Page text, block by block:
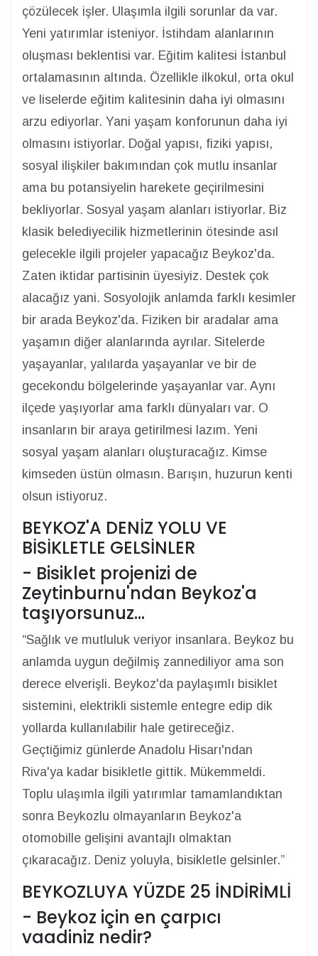
çözülecek işler. Ulaşımla ilgili sorunlar da var.
Yeni yatırımlar isteniyor. İstihdam alanlarının
oluşması beklentisi var. Eğitim kalitesi İstanbul
ortalamasının altında. Özellikle ilkokul, orta okul
ve liselerde eğitim kalitesinin daha iyi olmasını
arzu ediyorlar. Yani yaşam konforunun daha iyi
olmasını istiyorlar. Doğal yapısı, fiziki yapısı,
sosyal ilişkiler bakımından çok mutlu insanlar
ama bu potansiyelin harekete geçirilmesini
bekliyorlar. Sosyal yaşam alanları istiyorlar. Biz
klasik belediyecilik hizmetlerinin ötesinde asıl
gelecekle ilgili projeler yapacağız Beykoz'da.
Zaten iktidar partisinin üyesiyiz. Destek çok
alacağız yani. Sosyolojik anlamda farklı kesimler
bir arada Beykoz'da. Fiziken bir aradalar ama
yaşamın diğer alanlarında ayrılar. Sitelerde
yaşayanlar, yalılarda yaşayanlar ve bir de
gecekondu bölgelerinde yaşayanlar var. Aynı
ilçede yaşıyorlar ama farklı dünyaları var. O
insanların bir araya getirilmesi lazım. Yeni
sosyal yaşam alanları oluşturacağız. Kimse
kimseden üstün olmasın. Barışın, huzurun kenti
olsun istiyoruz.
BEYKOZ'A DENİZ YOLU VE
BİSİKLETLE GELSİNLER
- Bisiklet projenizi de
Zeytinburnu'ndan Beykoz'a
taşıyorsunuz...
“Sağlık ve mutluluk veriyor insanlara. Beykoz bu
anlamda uygun değilmiş zannediliyor ama son
derece elverişli. Beykoz'da paylaşımlı bisiklet
sistemini, elektrikli sistemle entegre edip dik
yollarda kullanılabilir hale getireceğiz.
Geçtiğimiz günlerde Anadolu Hisarı'ndan
Riva'ya kadar bisikletle gittik. Mükemmeldi.
Toplu ulaşımla ilgili yatırımlar tamamlandıktan
sonra Beykozlu olmayanların Beykoz'a
otomobille gelişini avantajlı olmaktan
çıkaracağız. Deniz yoluyla, bisikletle gelsinler.”
BEYKOZLUYA YÜZDE 25 İNDİRİMLİ
- Beykoz için en çarpıcı
vaadiniz nedir?